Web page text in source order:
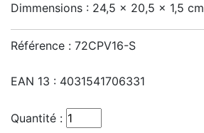
Dimmensions : 24,5 x 20,5 x 1,5 cm
Référence : 72CPV16-S
EAN 13 : 4031541706331
Quantité :